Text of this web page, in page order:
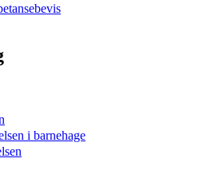
i barnehage